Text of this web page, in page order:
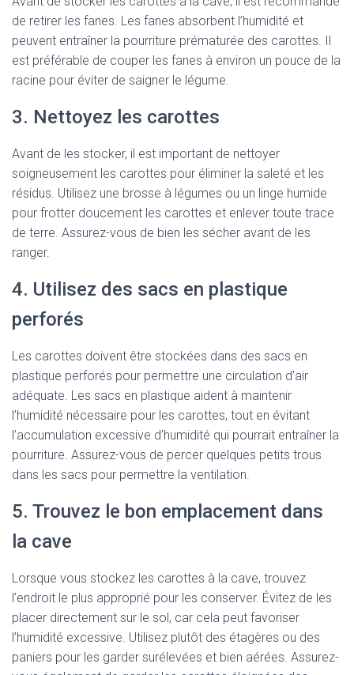
de retirer les fanes. Les fanes absorbent l’humidité et
peuvent entraîner la pourriture prématurée des carottes. Il
est préférable de couper les fanes à environ un pouce de la
racine pour éviter de saigner le légume.
3. Nettoyez les carottes
Avant de les stocker, il est important de nettoyer
soigneusement les carottes pour éliminer la saleté et les
résidus. Utilisez une brosse à légumes ou un linge humide
pour frotter doucement les carottes et enlever toute trace
de terre. Assurez-vous de bien les sécher avant de les
ranger.
4. Utilisez des sacs en plastique
perforés
Les carottes doivent être stockées dans des sacs en
plastique perforés pour permettre une circulation d’air
adéquate. Les sacs en plastique aident à maintenir
l’humidité nécessaire pour les carottes, tout en évitant
l’accumulation excessive d’humidité qui pourrait entraîner la
pourriture. Assurez-vous de percer quelques petits trous
dans les sacs pour permettre la ventilation.
5. Trouvez le bon emplacement dans
la cave
Lorsque vous stockez les carottes à la cave, trouvez
l’endroit le plus approprié pour les conserver. Évitez de les
placer directement sur le sol, car cela peut favoriser
l’humidité excessive. Utilisez plutôt des étagères ou des
paniers pour les garder surélevées et bien aérées. Assurez-